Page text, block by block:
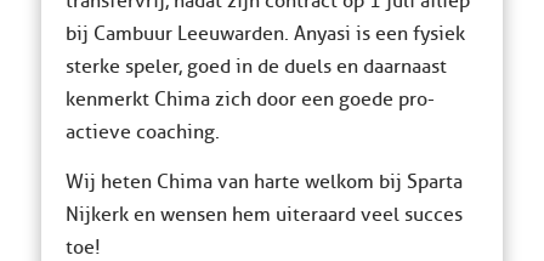
bij Cambuur Leeuwarden. Anyasi is een fysiek
sterke speler, goed in de duels en daarnaast
kenmerkt Chima zich door een goede pro-
actieve coaching.
Wij heten Chima van harte welkom bij Sparta
Nijkerk en wensen hem uiteraard veel succes
toe!